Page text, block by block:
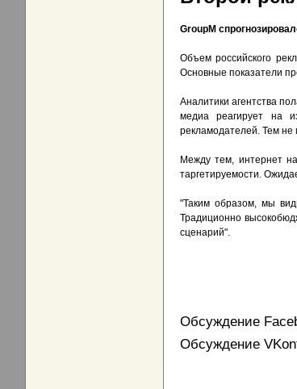
GroupM
Объем российского
Основные показатели
Аналитики агентства
медиа реагирует на
рекламодателей. Тем
Между тем, интернет
таргетируемости.
"Таким образом, мы
Традиционно
сценарий".
Обсуждение
Обсуждение